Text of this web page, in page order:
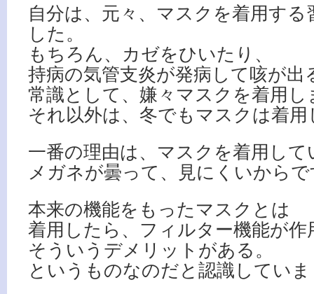
自分は、元々、マスクを着用す
した。
もちろん、カゼをひいたり、
持病の気管支炎が発病して咳が出
常識として、嫌々マスクを着用し
それ以外は、冬でもマスクは着
一番の理由は、マスクを着用して
メガネが曇って、見にくいから
本来の機能をもったマスクとは
着用したら、フィルター機能が
そういうデメリットがある。
というものなのだと認識してい